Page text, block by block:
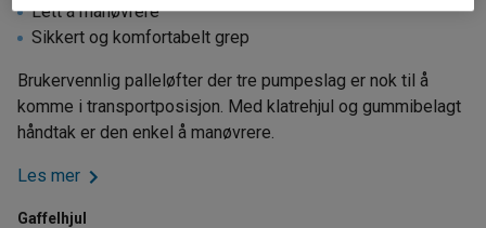
Lett å manøvrere
Sikkert og komfortabelt grep
Brukervennlig palleløfter der tre pumpeslag er nok til å
komme i transportposisjon. Med klatrehjul og gummibelagt
håndtak er den enkel å manøvrere.
Les mer
Gaffelhjul